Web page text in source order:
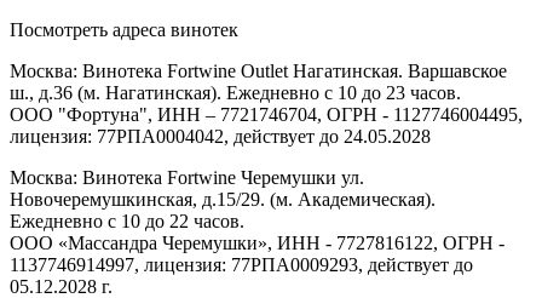
Посмотреть адреса винотек
Москва: Винотека Fortwine Outlet Нагатинская. Варшавское
ш., д.36 (м. Нагатинская). Ежедневно с 10 до 23 часов.
ООО "Фортуна", ИНН – 7721746704, ОГРН - 1127746004495,
лицензия: 77РПА0004042, действует до 24.05.2028
Москва: Винотека Fortwine Черемушки ул.
Новочеремушкинская, д.15/29. (м. Академическая).
Ежедневно с 10 до 22 часов.
ООО «Массандра Черемушки», ИНН - 7727816122, ОГРН -
1137746914997, лицензия: 77РПА0009293, действует до
05.12.2028 г.